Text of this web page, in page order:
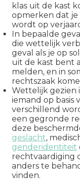
klas uit de kast
opmerken dat
wordt op
In bepaalde
die wettelijk
geval als je op
uit de kast bent
melden, en in
rechtszaak
Wettelijk gezien
iemand op basis
verschillend
een gegronde
deze
geslacht,
genderidentiteit
rechtvaardiging
anders te
vinden.